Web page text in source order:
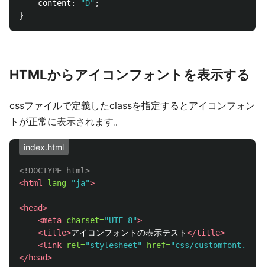
content : "D" ;
}
HTMLからアイコンフォントを表示する
cssファイルで定義したclassを指定するとアイコンフォン
トが正常に表示されます。
index.html
<!DOCTYPE html>
<html
lang="ja">
<head>
<meta charset="UTF-8">
<title>アイコンフォントの表示テスト</title>
<link
rel="stylesheet" href="css/customfont.css"
</head>